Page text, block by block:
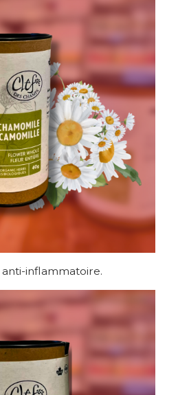
inflammatoire.